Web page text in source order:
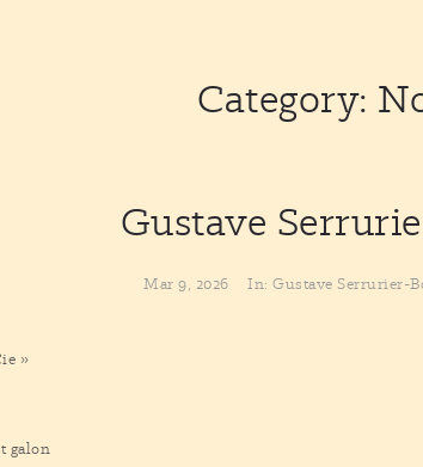
Category:
Gustave
Mar 9, 2026 In: Gustave Serrurier-
»
galon